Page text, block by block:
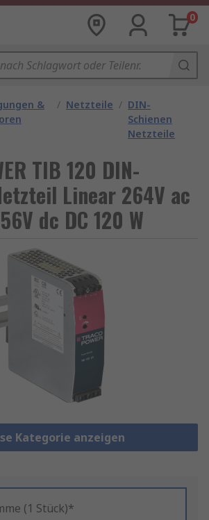
0
&
/ Netzteile / DIN-
Schienen
Netzteile
TIB 120 DIN-
Linear 264V ac
dc DC 120 W
Kategorie anzeigen
(1 Stück)*